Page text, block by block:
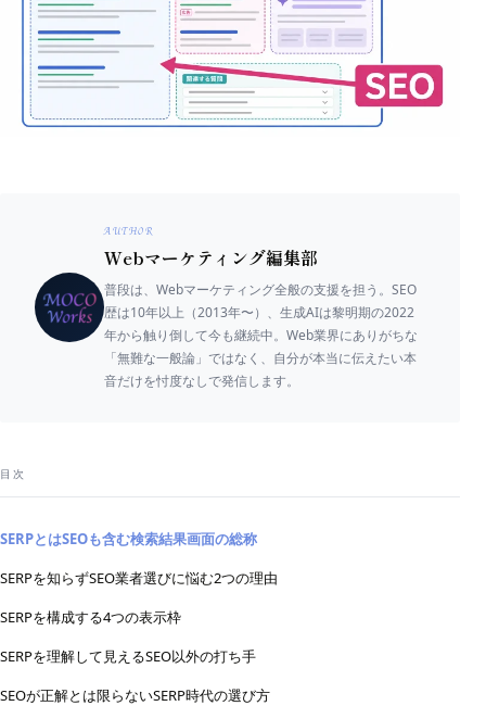
AUTHOR
Webマーケティング編集部
普段は、Webマーケティング全般の支援を担う。SEO
歴は10年以上（2013年〜）、生成AIは黎明期の2022
年から触り倒して今も継続中。Web業界にありがちな
「無難な一般論」ではなく、自分が本当に伝えたい本
音だけを忖度なしで発信します。
目次
SERPとはSEOも含む検索結果画面の総称
SERPを知らずSEO業者選びに悩む2つの理由
SERPを構成する4つの表示枠
SERPを理解して見えるSEO以外の打ち手
SEOが正解とは限らないSERP時代の選び方